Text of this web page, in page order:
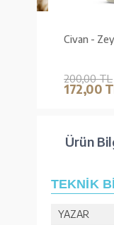
Civan - Zeyd
200,00 TL
172,00 TL
Ürün
TEKNİK
YAZAR